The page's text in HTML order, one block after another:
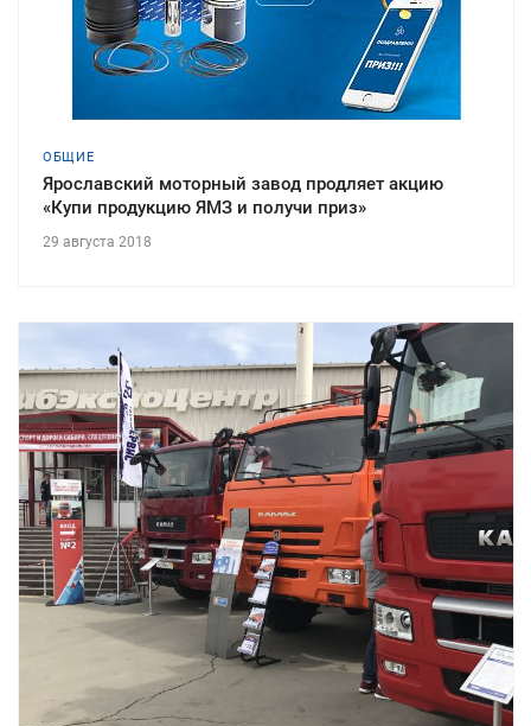
ОБЩИЕ
Ярославский моторный завод продляет акцию
«Купи продукцию ЯМЗ и получи приз»
29 августа 2018